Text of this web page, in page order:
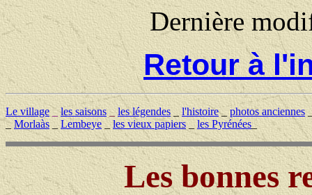
Dernière
Retour à
Le village_les saisons _les légendes l'histoire_ photos anciennes
_ Morlaàs _Lembeye _les vieux papiers les Pyrénées _
Les bonnes